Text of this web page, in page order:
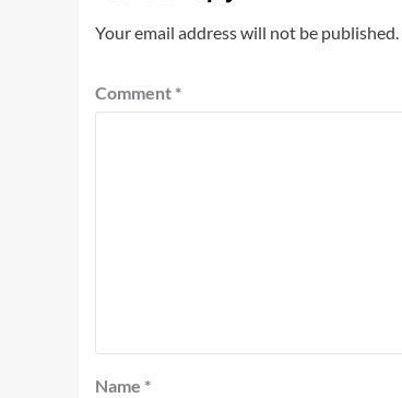
Your email address will not be published.
Comment *
Name *